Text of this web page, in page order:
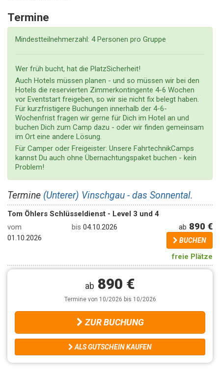
Termine
Mindestteilnehmerzahl: 4 Personen pro Gruppe
Wer früh bucht, hat die PlatzSicherheit!
Auch Hotels müssen planen - und so müssen wir bei den
Hotels die reservierten Zimmerkontingente 4-6 Wochen
vor Eventstart freigeben, so wir sie nicht fix belegt haben.
Für kurzfristigere Buchungen innerhalb der 4-6-
Wochenfrist fragen wir gerne für Dich im Hotel an und
buchen Dich zum Camp dazu - oder wir finden gemeinsam
im Ort eine andere Lösung.
Für Camper oder Freigeister: Unsere FahrtechnikCamps
kannst Du auch ohne Übernachtungspaket buchen - kein
Problem!
Termine (Unterer) Vinschgau - das Sonnental.
Tom Öhlers Schlüsseldienst - Level 3 und 4
vom
01.10.2026
bis 04.10.2026 ab 890 €
BUCHEN
freie Plätze
ab 890 €
Termine von 10/2026 bis 10/2026
ZUR BUCHUNG
ALS GUTSCHEIN KAUFEN